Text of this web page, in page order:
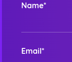
Name*
Email*